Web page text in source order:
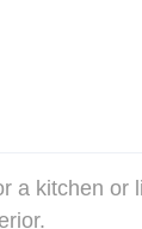
a kitchen or